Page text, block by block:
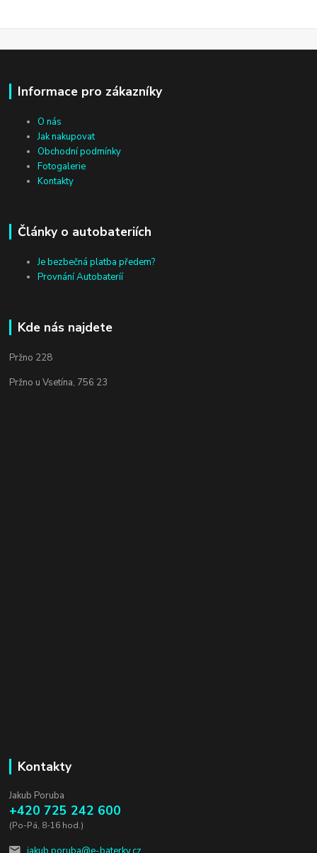
Informace pro zákazníky
O nás
Jak nakupovat
Obchodní podmínky
Fotogalerie
Kontakty
Články o autobateriích
Je bezbečná platba předem?
Provnání Autobateríí
Kde nás najdete
Pržno 228
Pržno u Vsetína, 756 23
Kontakty
Jakub Poruba
+420 725 242 600
(Po-Pá, 8-16 hod.)